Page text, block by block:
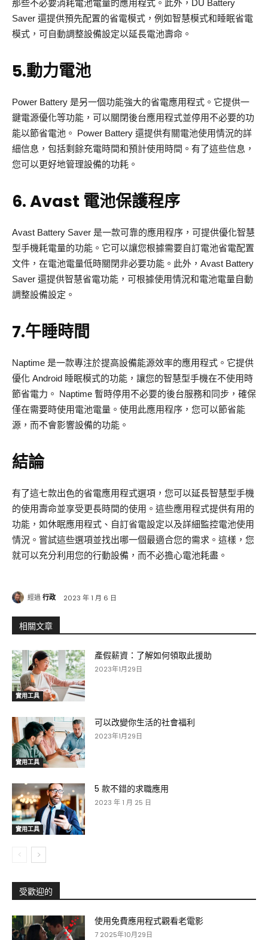
那些不必要消耗電池電量的應用程式。此外，DU Battery
Saver 還提供預先配置的省電模式，例如智慧模式和睡眠省電
模式，可自動調整設備設定以延長電池壽命。
5.動力電池
Power Battery 是另一個功能強大的省電應用程式。它提供一
鍵電源優化等功能，可以關閉後台應用程式並停用不必要的功
能以節省電池。 Power Battery 還提供有關電池使用情況的詳
細信息，包括剩餘充電時間和預計使用時間。有了這些信息，
您可以更好地管理設備的功耗。
6. Avast 電池保護程序
Avast Battery Saver 是一款可靠的應用程序，可提供優化智慧
型手機耗電量的功能。它可以讓您根據需要自訂電池省電配置
文件，在電池電量低時關閉非必要功能。此外，Avast Battery
Saver 還提供智慧省電功能，可根據使用情況和電池電量自動
調整設備設定。
7.午睡時間
Naptime 是一款專注於提高設備能源效率的應用程式。它提供
優化 Android 睡眠模式的功能，讓您的智慧型手機在不使用時
節省電力。 Naptime 暫時停用不必要的後台服務和同步，確保
僅在需要時使用電池電量。使用此應用程序，您可以節省能
源，而不會影響設備的功能。
結論
有了這七款出色的省電應用程式選項，您可以延長智慧型手機
的使用壽命並享受更長時間的使用。這些應用程式提供有用的
功能，如休眠應用程式、自訂省電設定以及詳細監控電池使用
情況。嘗試這些選項並找出哪一個最適合您的需求。這樣，您
就可以充分利用您的行動設備，而不必擔心電池耗盡。
經過行政 2023 年 1 月 6 日
相關文章
實用工具
產假薪資：了解如何領取此援助
2023年1月29日
實用工具
可以改變你生活的社會福利
2023年1月29日
實用工具
5 款不錯的求職應用
2023 年 1 月 25 日
受歡迎的
使用免費應用程式觀看老電影
7 2025年10月29日